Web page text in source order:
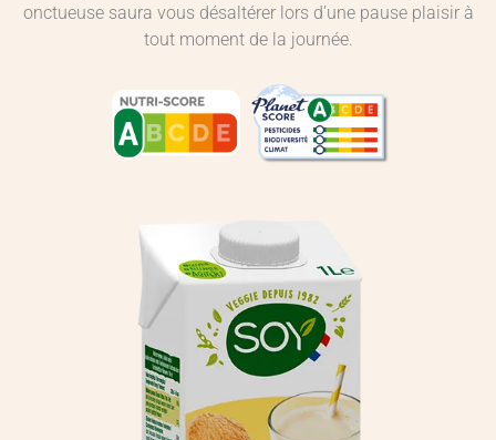
onctueuse saura vous désaltérer lors d’une pause plaisir à
tout moment de la journée.